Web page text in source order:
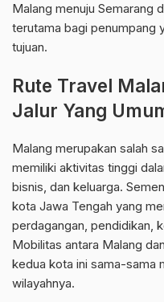
Malang menuju Semarang
terutama bagi penumpang
tujuan.
Rute Travel
Jalur Yang
Malang merupakan salah
memiliki aktivitas tinggi
bisnis, dan keluarga.
kota Jawa Tengah yang
perdagangan, pendidikan,
Mobilitas antara Malang
kedua kota ini sama-sama
wilayahnya.